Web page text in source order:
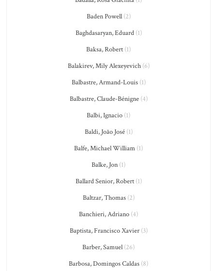
Baden Powell(2)
Baghdasaryan, Eduard(1)
Baksa, Robert (1)
Balakirev, Mily Alexeyevich(6)
Balbastre, Armand-Louis(1)
Balbastre, Claude-Bénigne(4)
Balbi, Ignacio (1)
Baldi, João José(1)
Balfe, Michael William (1)
Balke, Jon (1)
Ballard Senior, Robert(1)
Baltzar, Thomas(2)
Banchieri, Adriano (4)
Baptista, Francisco Xavier(3)
Barber, Samuel (26)
Barbosa, Domingos Caldas (8)